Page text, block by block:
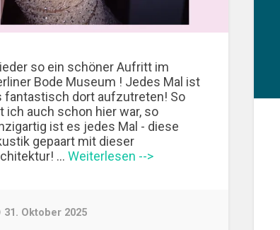
so ein schöner Aufritt im
Bode Museum ! Jedes Mal ist
fantastisch dort aufzutreten! So
ich auch schon hier war, so
ist es jedes Mal - diese
gepaart mit dieser
…Weiterlesen -->
31. Oktober 2025